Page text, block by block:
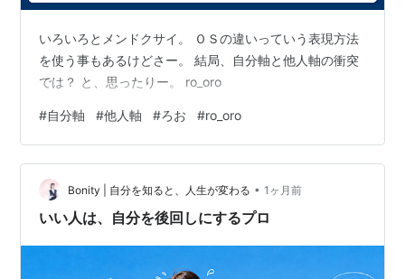
いろいろとメンドクサイ。 ＯＳの違いっていう表現方法
を使う事もあるけどさー。 結局、自分軸と他人軸の衝突
では？ と、思ったりー。 ro_oro
#自分軸 #他人軸 #ろお #ro_oro
Bonity | 自分を知ると、人生が変わる • 1ヶ月前
いい人は、自分を後回しにするプロ